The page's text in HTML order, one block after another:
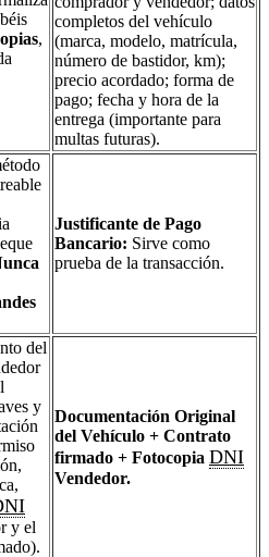
,
completos del vehículo
(marca, modelo, matrícula,
número de bastidor, km);
precio acordado; forma de
pago; fecha y hora de la
entrega (importante para
multas futuras).
Justificante de Pago
Bancario: Sirve como
prueba de la transacción.
del
y
y el
Documentación Original
del Vehículo + Contrato
firmado + Fotocopia DNI
Vendedor.